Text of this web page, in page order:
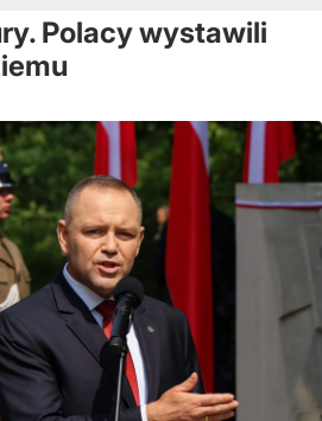
Polacy wystawili